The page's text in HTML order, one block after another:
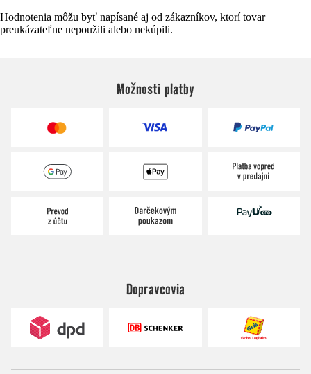
Hodnotenia môžu byť napísané aj od zákazníkov, ktorí tovar
preukázateľne nepoužili alebo nekúpili.
Možnosti platby
Dopravcovia